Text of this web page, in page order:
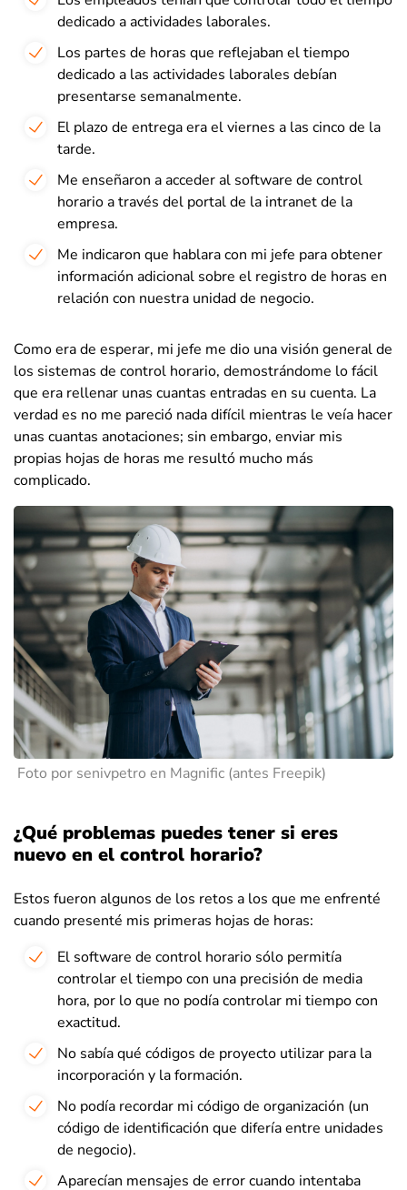
dedicado a actividades laborales.
Los partes de horas que reflejaban el tiempo
dedicado a las actividades laborales debían
presentarse semanalmente.
El plazo de entrega era el viernes a las cinco de la
tarde.
Me enseñaron a acceder al software de control
horario a través del portal de la intranet de la
empresa.
Me indicaron que hablara con mi jefe para obtener
información adicional sobre el registro de horas en
relación con nuestra unidad de negocio.
Como era de esperar, mi jefe me dio una visión general de
los sistemas de control horario, demostrándome lo fácil
que era rellenar unas cuantas entradas en su cuenta. La
verdad es no me pareció nada difícil mientras le veía hacer
unas cuantas anotaciones; sin embargo, enviar mis
propias hojas de horas me resultó mucho más
complicado.
Foto por senivpetro en Magnific (antes Freepik)
¿Qué problemas puedes tener si eres
nuevo en el control horario?
Estos fueron algunos de los retos a los que me enfrenté
cuando presenté mis primeras hojas de horas:
El software de control horario sólo permitía
controlar el tiempo con una precisión de media
hora, por lo que no podía controlar mi tiempo con
exactitud.
No sabía qué códigos de proyecto utilizar para la
incorporación y la formación.
No podía recordar mi código de organización (un
código de identificación que difería entre unidades
de negocio).
Aparecían mensajes de error cuando intentaba